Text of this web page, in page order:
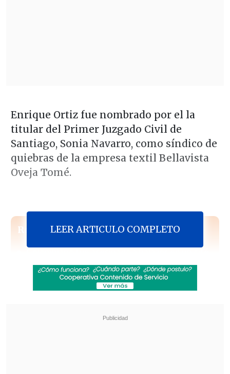
Enrique Ortiz fue nombrado por el la
titular del Primer Juzgado Civil de
Santiago, Sonia Navarro, como síndico de
quiebras de la empresa textil Bellavista
Oveja Tomé.
Revisa también
de La Cisterna
Kast arribó a Colombia para asistir a la
asunción de Abelardo de la Espriella
LEER ARTICULO COMPLETO